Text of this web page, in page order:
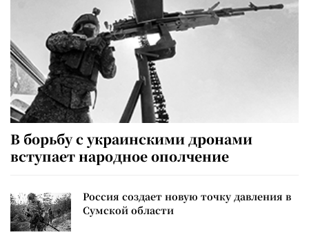
В борьбу с украинскими дронами
вступает народное ополчение
Россия создает новую точку давления в
Сумской области